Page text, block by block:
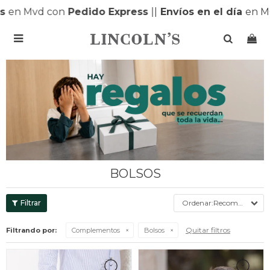
Mvd conPedido Express||Envíos en el díaen

BOLSOS
Recomendados
Filtrando por: Complementos Bolsos Quitar filtros